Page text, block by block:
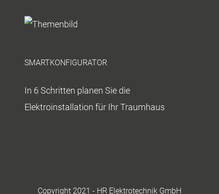
SMARTKONFIGURATOR
In 6 Schritten planen Sie die
Elektroinstallation für Ihr Traumhaus
Copyright 2021 - HR Elektrotechnik GmbH